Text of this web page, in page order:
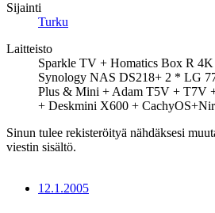
Sijainti
Turku
Laitteisto
Sparkle TV + Homatics Box R
Synology NAS DS218+ 2 * LG
Plus & Mini + Adam T5V + T7V
+ Deskmini X600 +
Sinun tulee rekisteröityä nähdäksesi
viestin sisältö.
12.1.2005